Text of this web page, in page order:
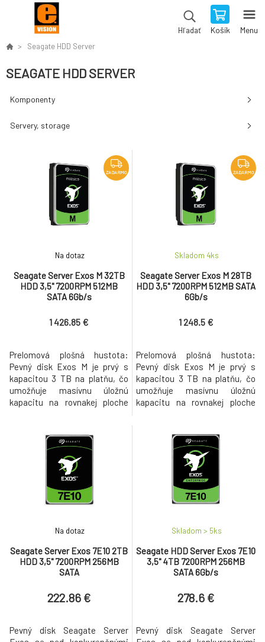
Hľadať Košík Menu
Seagate HDD Server
SEAGATE HDD SERVER
Komponenty
Servery, storage
ZADARMO
Seagate Server Exos M 32TB
HDD 3,5" 7200RPM 512MB
SATA 6Gb/s
Na dotaz
1 426.85 €
Prelomová plošná hustota:
Pevný disk Exos M je prvý s
kapacitou 3 TB na platňu, čo
umožňuje masívnu úložnú
kapacitu na rovnakej ploche
umelou inteligenciou.
Bezkonkurenčná kapacita: 32
TB úložiska v štandardnom
3,5-palcovom formáte
poskytuje kapacitu vo veľkom
meradle a zároveň opti
ZADARMO
Seagate Server Exos M 28TB
HDD 3,5" 7200RPM 512MB SATA
6Gb/s
Skladom 4ks
1 248.5 €
Prelomová plošná hustota:
Pevný disk Exos M je prvý s
kapacitou 3 TB na platňu, čo
umožňuje masívnu úložnú
kapacitu na rovnakej ploche
umelou inteligenciou.
Bezkonkurenčná kapacita:
Viac ako 30 TB úložiska v
štandardnom 3,5-palcovom
formáte poskytuje kapacitu vo
veľkom meradle a zár
Seagate Server Exos 7E10 2TB
HDD 3,5" 7200RPM 256MB
SATA
Na dotaz
222.86 €
Pevný disk Seagate Server
Seagate HDD Server Exos 7E10
3,5" 4TB 7200RPM 256MB
SATA 6Gb/s
Skladom > 5ks
278.6 €
Pevný disk Seagate Server